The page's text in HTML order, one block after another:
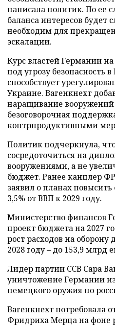
написала политик. По ее
баланса интересов будет
необходим для
эскалации.
Курс властей Германии
под угрозу безопасность
способствует
Украине. Вагенкнехт
наращивание вооружений
безоговорочная
контрпродуктивными
Политик подчеркнула,
сосредоточиться на
вооружениями, а не
бюджет. Ранее канцлер
заявил о планах
3,5% от ВВП к 2029 году.
Министерство финансов
проект бюджета на 2027
рост расходов на оборону
2028 году – до 153,9 млрд
Лидер партии ССВ Сара
уничтожение Германии
немецкого оружия по
Вагенкнехтпотребовала
Фридриха Мерца на фоне